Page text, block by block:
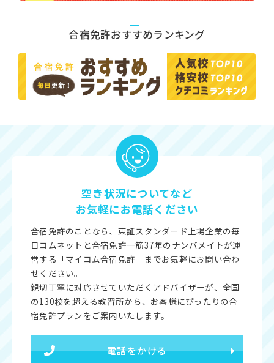
合宿免許おすすめランキング
空き状況についてなど
お気軽にお電話ください
合宿免許のことなら、東証スタンダード上場企業の毎
日コムネットと合宿免許一筋37年のナンバメイトが運
営する「マイコム合宿免許」までお気軽にお問い合わ
せください。
親切丁寧に対応させていただくアドバイザーが、全国
の130校を超える教習所から、お客様にぴったりの合
宿免許プランをご案内いたします。
電話をかける